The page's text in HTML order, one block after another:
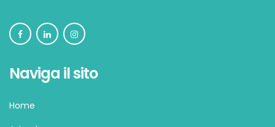
Naviga il sito
Home